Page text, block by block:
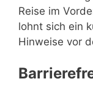
Reise im
lohnt sich ein
Hinweise vor